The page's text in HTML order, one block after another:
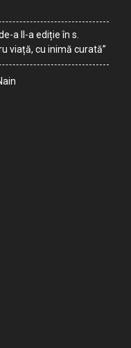
a II-a ediție în s.
viață, cu inimă curată”